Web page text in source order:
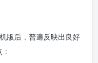
版后，普遍反映出良好